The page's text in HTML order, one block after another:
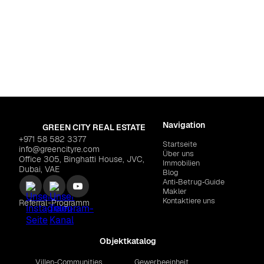
GREEN CITY REAL ESTATE
+971 58 582 3377
info@greencityre.com
Office 305, Binghatti House, JVC,
Dubai, VAE
Referral-Programm
Navigation
Startseite
Über uns
Immobilien
Blog
Anti‑Betrug‑Guide
Makler
Kontaktiere uns
Objektkatalog